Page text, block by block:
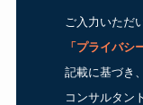
ご入力いただ
「 プライバシ
記載に基づき
コンサルタン